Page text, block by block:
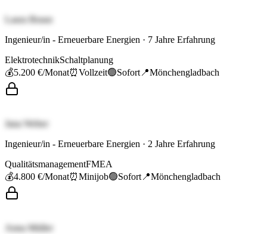
Laura Braun
Ingenieur/in - Erneuerbare Energien · 7 Jahre Erfahrung
ElektrotechnikSchaltplanung
💰5.200 €/Monat⏰Vollzeit🟢Sofort 📍Mönchengladbach
Jana Weber
Ingenieur/in - Erneuerbare Energien · 2 Jahre Erfahrung
QualitätsmanagementFMEA
💰4.800 €/Monat⏰Minijob🟢Sofort 📍Mönchengladbach
Anna Müller